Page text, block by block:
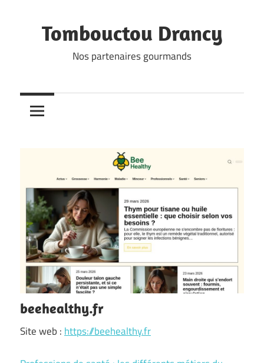
contentTombouctou Drancy
Nos partenaires gourmands
beehealthy.fr
Site web : https://beehealthy.fr